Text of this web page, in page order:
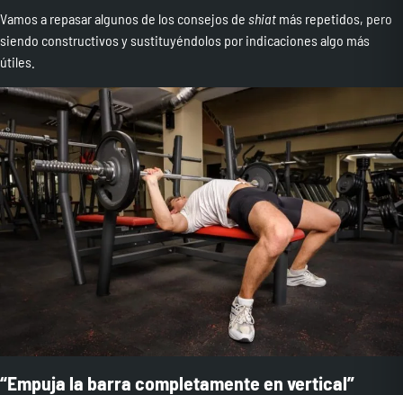
Vamos a repasar algunos de los consejos de shiat más repetidos, pero
siendo constructivos y sustituyéndolos por indicaciones algo más
útiles.
“Empuja la barra completamente en vertical”